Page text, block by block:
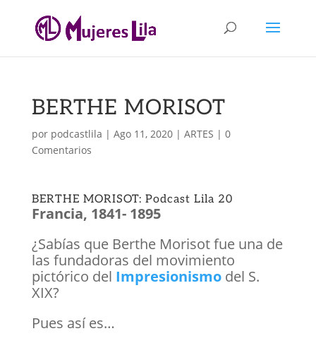
BERTHE MORISOT
por podcastlila | Ago 11, 2020| ARTES | 0
Comentarios
BERTHE MORISOT: Podcast Lila 20
Francia, 1841- 1895
¿Sabías que Berthe Morisot fue una de
las fundadoras del movimiento
pictórico del Impresionismodel S.
XIX?
Pues así es…